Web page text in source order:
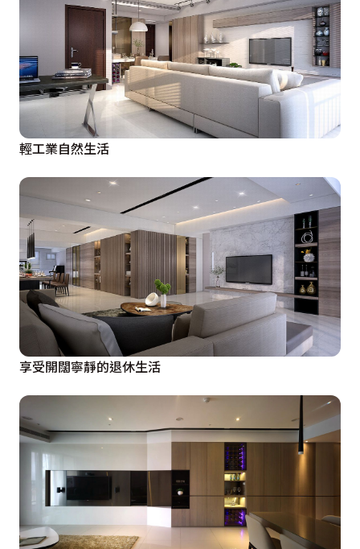
輕工業自然生活
享受開闊寧靜的退休生活